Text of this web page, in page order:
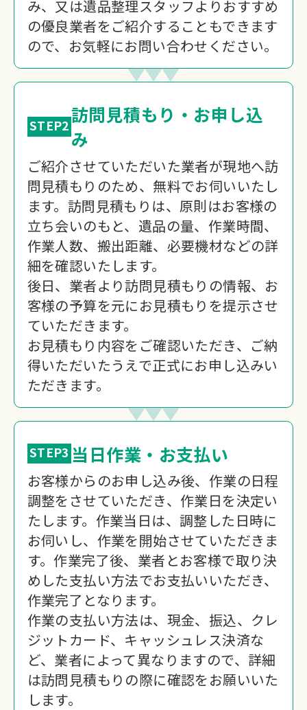
み、又は遺品整理スタッフよりおすすめ
の優良業者をご紹介することもできます
ので、お気軽にお問い合わせください。
STEP2訪問見積もり・お申し込
み
ご紹介させていただいた業者が現地へ訪
問見積もりのため、無料でお伺いいたし
ます。訪問見積もりは、原則はお客様の
立ち会いのもと、遺品の量、作業時間、
作業人数、搬出距離、必要機材などの詳
細を確認いたします。
後日、業者より訪問見積もりの情報、お
客様の予算を元にお見積もりを提示させ
ていただきます。
お見積もり内容をご確認いただき、ご納
得いただいたうえで正式にお申し込みい
ただきます。
STEP3 当日作業・お支払い
お客様からのお申し込み後、作業の日程
調整をさせていただき、作業日を決定い
たします。作業当日は、調整した日時に
お伺いし、作業を開始させていただきま
す。作業完了後、業者とお客様で取り決
めした支払い方法でお支払いいただき、
作業完了となります。
作業の支払い方法は、現金、振込、クレ
ジットカード、キャッシュレス決済な
ど、業者によって異なりますので、詳細
は訪問見積もりの際に確認をお願いいた
します。